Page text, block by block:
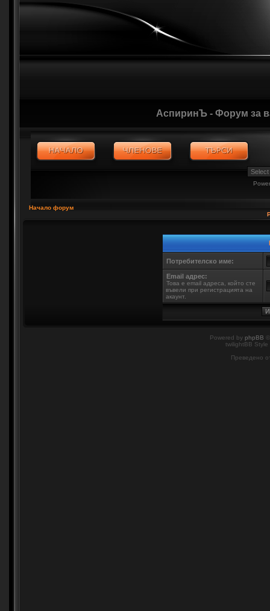
АспиринЪ - Форум за
Начало форум
Потребителско име:
Email адрес:
Това е email адреса, който сте
въвели при регистрацията на
акаунт.
Powered by phpBB
twilightBB
Преведено